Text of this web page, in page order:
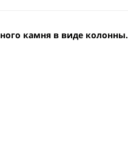
камня в виде колонны.